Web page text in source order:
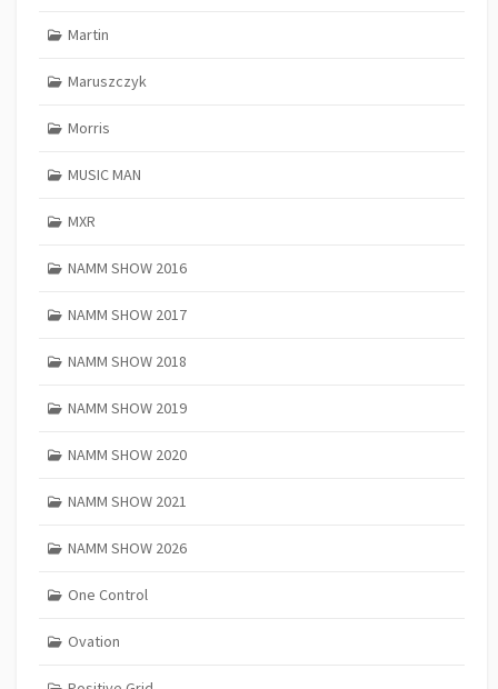
Martin
Maruszczyk
Morris
MUSIC MAN
MXR
NAMM SHOW 2016
NAMM SHOW 2017
NAMM SHOW 2018
NAMM SHOW 2019
NAMM SHOW 2020
NAMM SHOW 2021
NAMM SHOW 2026
One Control
Ovation